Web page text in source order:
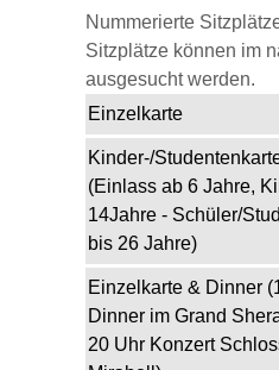
Nummerierte
Sitzplätze können im
ausgesucht werden.
Einzelkarte
Kinder-/
(Einlass ab 6 Jahre,
14Jahre - Schüler/
bis 26 Jahre)
Einzelkarte & Dinner
Dinner im Grand
20 Uhr Konzert